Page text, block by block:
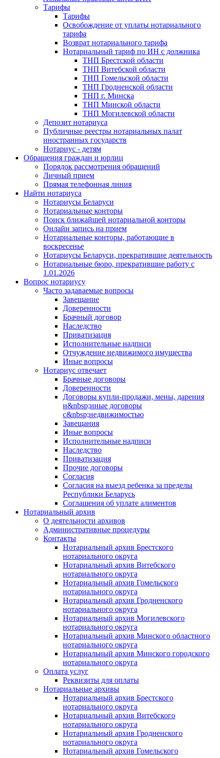
Тарифы
Тарифы
Освобождение от уплаты нотариального
тарифа
Возврат нотариального тарифа
Нотариальный тариф по ИН с должника
ТНП Брестской области
ТНП Витебской области
ТНП Гомельской области
ТНП Гродненской области
ТНП г. Минска
ТНП Минской области
ТНП Могилевской области
Депозит нотариуса
Публичные реестры нотариальных палат
иностранных государств
Нотариус - детям
Обращения граждан и юрлиц
Порядок рассмотрения обращений
Личный прием
Прямая телефонная линия
Найти нотариуса
Нотариусы Беларуси
Нотариальные конторы
Поиск ближайшей нотариальной конторы
Онлайн запись на прием
Нотариальные конторы, работающие в
воскресенье
Нотариусы Беларуси, прекратившие деятельность
Нотариальные бюро, прекратившие работу с
1.01.2026
Вопрос нотариусу
Часто задаваемые вопросы
Завещание
Доверенности
Брачный договор
Наследство
Приватизация
Исполнительные надписи
Отчуждение недвижимого имущества
Иные вопросы
Нотариус отвечает
Брачные договоры
Доверенности
Договоры купли-продажи, мены, дарения
и&nbsp;иные договоры
с&nbsp;недвижимостью
Завещания
Иные вопросы
Исполнительные надписи
Наследство
Приватизация
Прочие договоры
Согласия
Согласия на выезд ребенка за пределы
Республики Беларусь
Соглашения об уплате алиментов
Нотариальный архив
О деятельности архивов
Административные процедуры
Контакты
Нотариальный архив Брестского
нотариального округа
Нотариальный архив Витебского
нотариального округа
Нотариальный архив Гомельского
нотариального округа
Нотариальный архив Гродненского
нотариального округа
Нотариальный архив Могилевского
нотариального округа
Нотариальный архив Минского областного
нотариального округа
Нотариальный архив Минского городского
нотариального округа
Оплата услуг
Реквизиты для оплаты
Нотариальные архивы
Нотариальный архив Брестского
нотариального округа
Нотариальный архив Витебского
нотариального округа
Нотариальный архив Гродненского
нотариального округа
Нотариальный архив Гомельского